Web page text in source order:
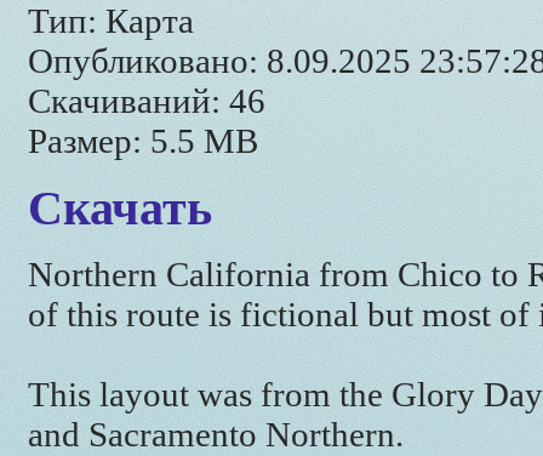
Тип: Карта
Опубликовано: 8.09.2025
Скачиваний: 46
Размер: 5.5 MB
Скачать
Northern California from Chico to
of this route is fictional but most
This layout was from the Glory
and Sacramento Northern.